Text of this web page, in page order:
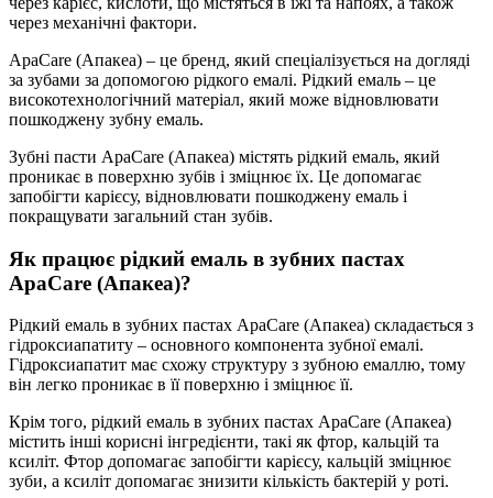
через механічні фактори.
ApaCare (Апакеа) – це бренд, який спеціалізується на догляді
за зубами за допомогою рідкого емалі. Рідкий емаль – це
високотехнологічний матеріал, який може відновлювати
пошкоджену зубну емаль.
Зубні пасти ApaCare (Апакеа) містять рідкий емаль, який
проникає в поверхню зубів і зміцнює їх. Це допомагає
запобігти карієсу, відновлювати пошкоджену емаль і
покращувати загальний стан зубів.
Як працює рідкий емаль в зубних пастах
ApaCare (Апакеа)?
Рідкий емаль в зубних пастах ApaCare (Апакеа) складається з
гідроксиапатиту – основного компонента зубної емалі.
Гідроксиапатит має схожу структуру з зубною емаллю, тому
він легко проникає в її поверхню і зміцнює її.
Крім того, рідкий емаль в зубних пастах ApaCare (Апакеа)
містить інші корисні інгредієнти, такі як фтор, кальцій та
ксиліт. Фтор допомагає запобігти карієсу, кальцій зміцнює
зуби, а ксиліт допомагає знизити кількість бактерій у роті.